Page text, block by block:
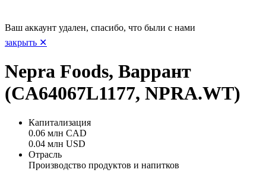
Ваш аккаунт удален, спасибо, что были с нами
закрыть ✕
Nepra Foods, Варрант
(CA64067L1177, NPRA.WT)
Капитализация
0.06 млн CAD
0.04 млн USD
Отрасль
Производство продуктов и напитков